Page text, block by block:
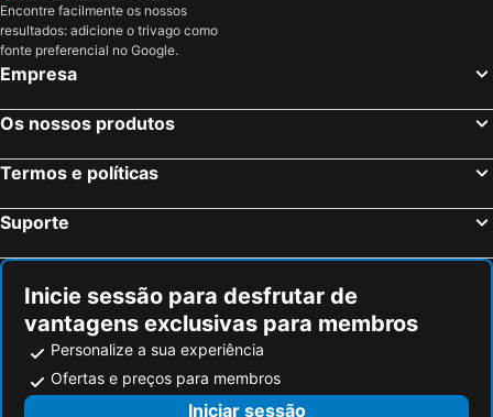
Encontre facilmente os nossos
resultados: adicione o trivago como
fonte preferencial no Google.
Empresa
Os nossos produtos
Termos e políticas
Suporte
Inicie sessão para desfrutar de
vantagens exclusivas para membros
Personalize a sua experiência
Ofertas e preços para membros
Iniciar sessão